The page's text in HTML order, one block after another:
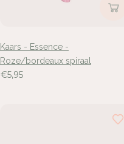
Kaars - Essence -
Roze/bordeaux spiraal
€5,95